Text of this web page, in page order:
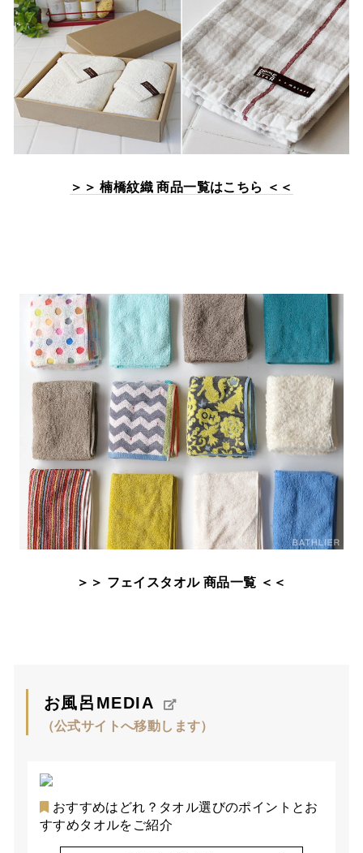
＞＞ 楠橋紋織 商品一覧はこちら ＜＜
＞＞ フェイスタオル 商品一覧 ＜＜
お風呂MEDIA
（公式サイトへ移動します）
おすすめはどれ？タオル選びのポイントとお
すすめタオルをご紹介